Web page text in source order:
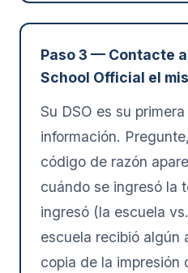
Paso 3 — Contacte
School Official el
Su DSO es su
información.
código de razón
cuándo se ingresó la
ingresó (la escuela
escuela recibió algún
copia de la impresión